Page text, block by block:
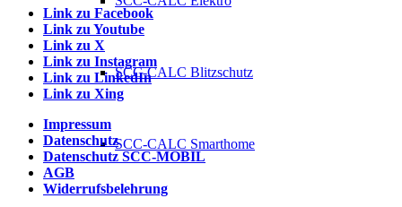
SCC-CALC Blitzschutz
SCC-CALC Smarthome
Link zu Facebook
Link zu Youtube
Link zu X
Link zu Instagram
Link zu LinkedIn
Link zu Xing
Impressum
Datenschutz
Datenschutz SCC-MOBIL
AGB
Widerrufsbelehrung